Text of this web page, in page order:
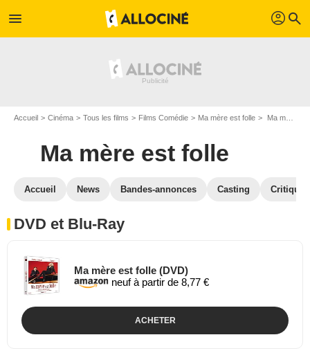
menu profil search
Accueil Cinéma Tous les films Films Comédie Ma mère est folle Ma mère est folle en DVD Blu Ray
Ma mère est folle
Accueil News Bandes-annonces Casting
DVD et Blu-Ray
Ma mère est folle (DVD)
neuf à partir de 8,77 €
ACHETER